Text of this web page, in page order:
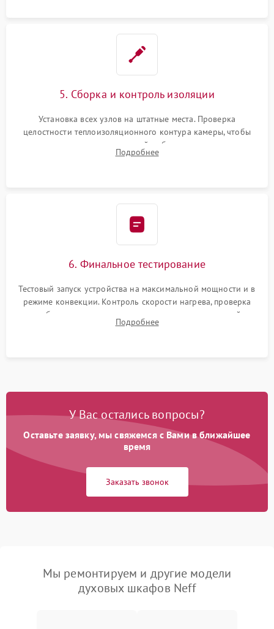
5. Сборка и контроль изоляции
Установка всех узлов на штатные места. Проверка
целостности теплоизоляционного контура камеры, чтобы
исключить перегрев кухонной мебели и потерю тепла.
Надежная фиксация клемм и сборка корпуса шкафа.
Подробнее
6. Финальное тестирование
Тестовый запуск устройства на максимальной мощности и в
режиме конвекции. Контроль скорости нагрева, проверка
срабатывания термостата при достижении заданной
температуры и тест на отсутствие утечек тока.
Подробнее
У Вас остались вопросы?
Оставьте заявку, мы свяжемся с Вами в ближайшее
время
Заказать звонок
Мы ремонтируем и другие модели
духовых шкафов Neff